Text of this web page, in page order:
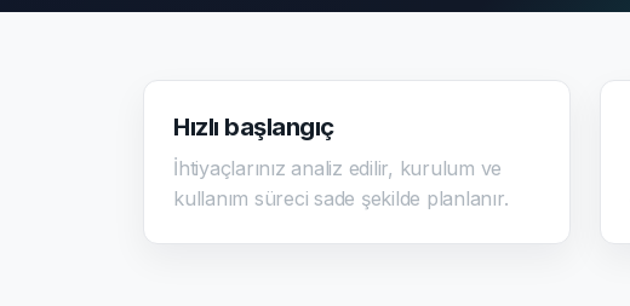
Hızlı başlangıç
İhtiyaçlarınız analiz edilir, kurulum ve
kullanım süreci sade şekilde planlanır.